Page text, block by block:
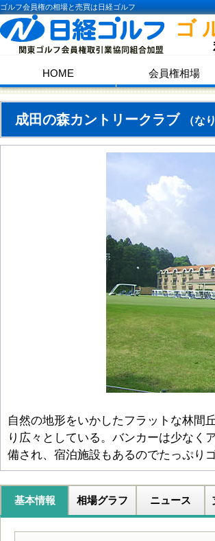
ゴルフ会員権の相場と売買は日経ゴルフ
ゴ
HOME 会員権相場
成田の森カントリークラブ （な
自然の地形をいかしたフラットな林間
り広々としている。バンカーは少なく
備され、宿泊施設もあるのでたっぷり
基本情報 相場グラフ ニュース